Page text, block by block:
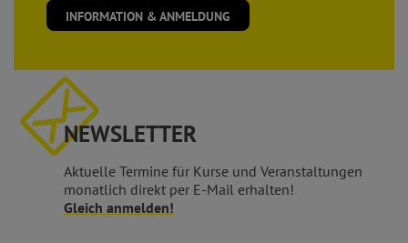
INFORMATION & ANMELDUNG
NEWSLETTER
Aktuelle Termine für Kurse und Veranstaltungen
monatlich direkt per E-Mail erhalten!
Gleich anmelden!